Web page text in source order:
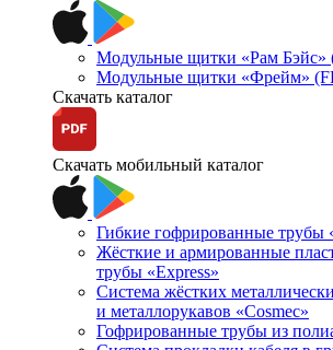
Модульные щитки «Рам Бэйс»
Модульные щитки «Фрейм»
Скачать каталог
Скачать мобильный каталог
Гибкие гофрированные трубы
Жёсткие и армированные
трубы «Express»
Система жёстких
и металлорукавов «Cosmec»
Гофрированные трубы из